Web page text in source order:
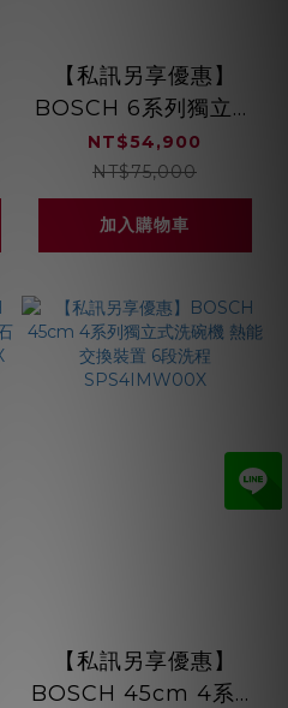
【私訊另享優惠】
BOSCH 6系列獨立式
洗碗機 沸石烘乾
SMS6ZCW00X
NT$54,900
NT$75,000
加入購物車
【私訊另享優惠】
BOSCH 45cm 4系列